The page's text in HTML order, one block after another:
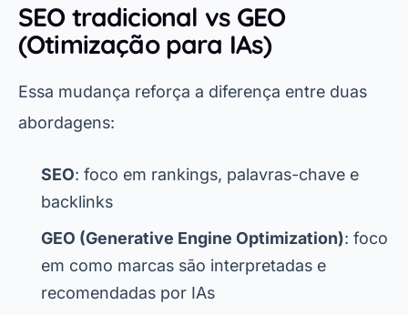
SEO tradicional vs GEO
(Otimização para IAs)
Essa mudança reforça a diferença entre duas
abordagens:
SEO: foco em rankings, palavras-chave e
backlinks
GEO (Generative Engine Optimization): foco
em como marcas são interpretadas e
recomendadas por IAs